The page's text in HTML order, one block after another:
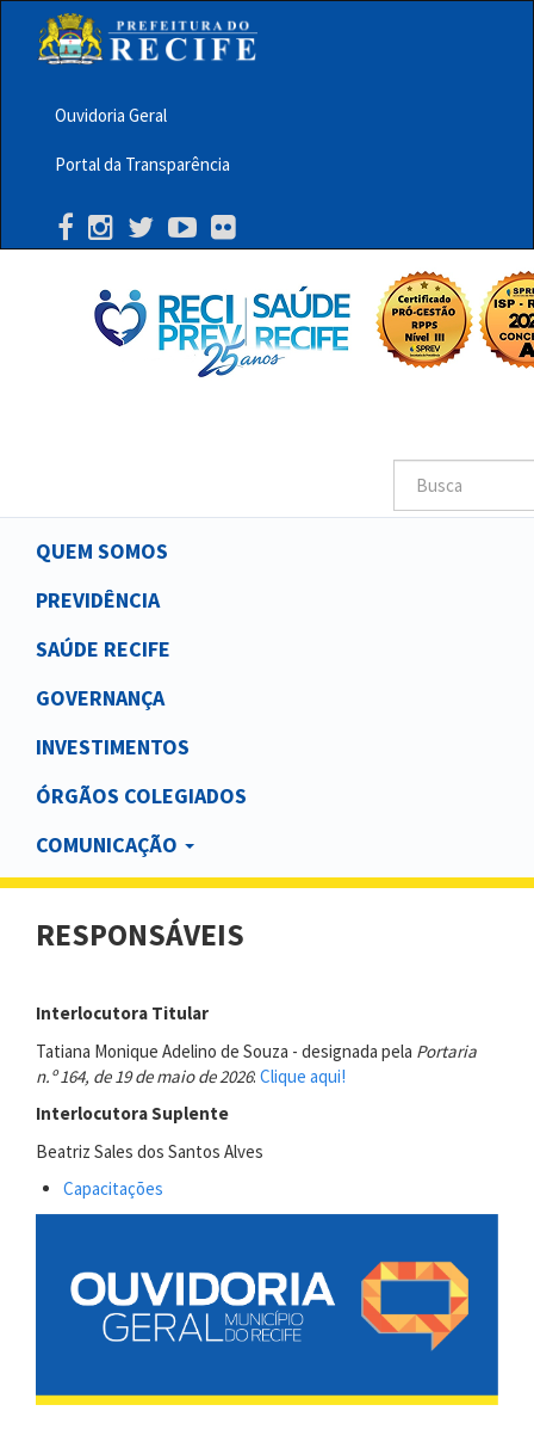
principalMenu
Barra
Topo
PCR
Ouvidoria Geral
Portal da Transparência
Buscar
Main
navigation
QUEM SOMOS
PREVIDÊNCIA
SAÚDE RECIFE
GOVERNANÇA
INVESTIMENTOS
ÓRGÃOS COLEGIADOS
COMUNICAÇÃO
RESPONSÁVEIS
Interlocutora Titular
Tatiana Monique Adelino de Souza - designada pela Portaria
n.º 164, de 19 de maio de 2026: Clique aqui!
Interlocutora Suplente
Beatriz Sales dos Santos Alves
Capacitações